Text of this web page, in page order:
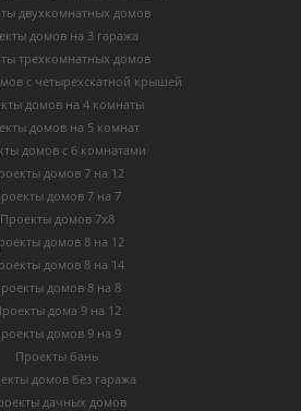
двухкомнатных домов
домов на 3 гаража
трехкомнатных домов
с четырехскатной крышей
домов на 4 комнаты
домов на 5 комнат
домов с 6 комнатами
домов 7 на 12
домов 7 на 7
Проекты домов 7х8
домов 8 на 12
домов 8 на 14
домов 8 на 8
дома 9 на 12
домов 9 на 9
Проекты бань
домов без гаража
дачных домов